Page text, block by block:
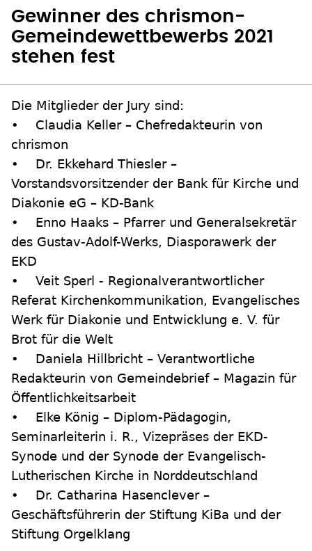
Gewinner des chrismon-
Gemeindewettbewerbs 2021
stehen fest
Die Mitglieder der Jury sind:
• Claudia Keller – Chefredakteurin von
chrismon
• Dr. Ekkehard Thiesler –
Vorstandsvorsitzender der Bank für Kirche und
Diakonie eG – KD-Bank
• Enno Haaks – Pfarrer und Generalsekretär
des Gustav-Adolf-Werks, Diasporawerk der
EKD
• Veit Sperl - Regionalverantwortlicher
Referat Kirchenkommunikation, Evangelisches
Werk für Diakonie und Entwicklung e. V. für
Brot für die Welt
• Daniela Hillbricht – Verantwortliche
Redakteurin von Gemeindebrief – Magazin für
Öffentlichkeitsarbeit
• Elke König – Diplom-Pädagogin,
Seminarleiterin i. R., Vizepräses der EKD-
Synode und der Synode der Evangelisch-
Lutherischen Kirche in Norddeutschland
• Dr. Catharina Hasenclever –
Geschäftsführerin der Stiftung KiBa und der
Stiftung Orgelklang